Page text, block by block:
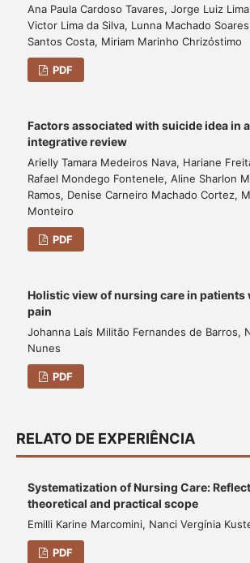
Ana Paula Cardoso Tavares, Jorge Luiz
Victor Lima da Silva, Lunna Machado
Santos Costa, Miriam Marinho Chrizóstimo
PDF
Factors associated with suicide idea in
integrative review
Arielly Tamara Medeiros Nava, Hariane
Rafael Mondego Fontenele, Aline Sharlon
Ramos, Denise Carneiro Machado Cortez,
Monteiro
PDF
Holistic view of nursing care in
pain
Johanna Laís Militão Fernandes de Barros,
Nunes
PDF
RELATO DE EXPERIÊNCIA
Systematization of Nursing Care:
theoretical and practical scope
Emilli Karine Marcomini, Nanci Vergínia
PDF